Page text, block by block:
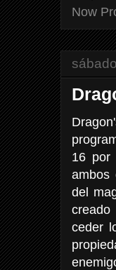
Now
16 por
ambos
del
ceder